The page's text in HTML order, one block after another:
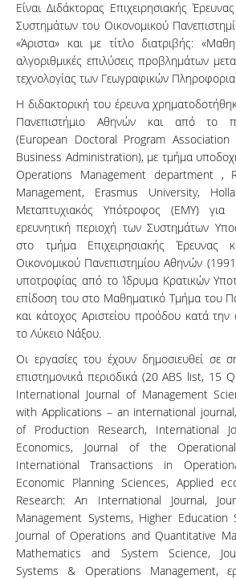
Είναι Διδάκτορας Επιχειρησιακής
Συστημάτων του Οικονομικού
«Άριστα» και με τίτλο διατριβής:
αλγοριθμικές επιλύσεις προβλημάτων
τεχνολογίας των Γεωγραφικών
H διδακτορική του έρευνα
Πανεπιστήμιο Αθηνών και από το
(European Doctoral Program
Business Administration), με τμήμα
Operations Management department ,
Management, Erasmus University,
Μεταπτυχιακός Υπότροφος (ΕΜΥ) για
ερευνητική περιοχή των Συστημάτων
στο τμήμα Επιχειρησιακής Έρευνας
Οικονομικού Πανεπιστημίου Αθηνών
υποτροφίας από το Ίδρυμα Κρατικών
επίδοση του στο Μαθηματικό Τμήμα του
και κάτοχος Αριστείου προόδου κατά
το Λύκειο Νάξου.
Oι εργασίες του έχουν δημοσιευθεί σε
επιστημονικά περιοδικά (20 ABS list, 15
International Journal of Management
with Applications – an international
of Production Research, International
Economics, Journal of the
International Transactions in
Economic Planning Sciences, Applied
Research: An International Journal,
Management Systems, Higher Education
Journal of Operations and Quantitative
Mathematics and System Science,
Systems & Operations Management,